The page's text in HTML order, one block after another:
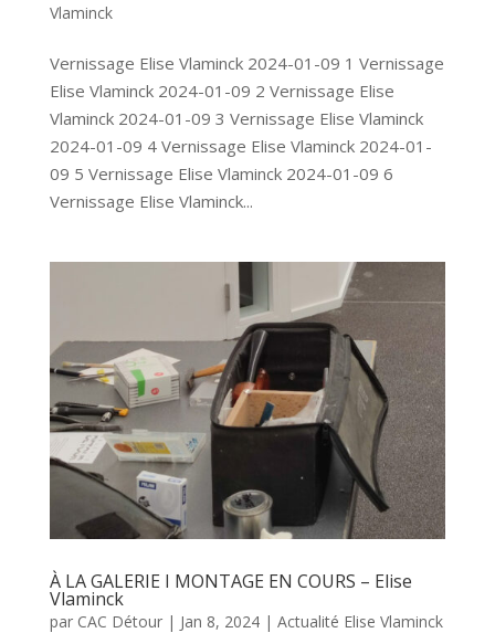
Vlaminck
Vernissage Elise Vlaminck 2024-01-09 1 Vernissage
Elise Vlaminck 2024-01-09 2 Vernissage Elise
Vlaminck 2024-01-09 3 Vernissage Elise Vlaminck
2024-01-09 4 Vernissage Elise Vlaminck 2024-01-
09 5 Vernissage Elise Vlaminck 2024-01-09 6
Vernissage Elise Vlaminck...
À LA GALERIE I MONTAGE EN COURS – Elise
Vlaminck
par CAC Détour| Jan 8, 2024| Actualité Elise Vlaminck